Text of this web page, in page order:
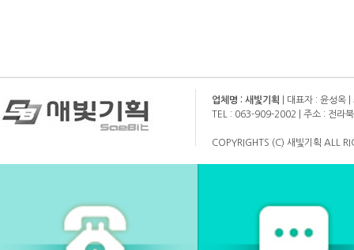
업체명 : 새빛기획 | 대표자 : 윤성옥
TEL : 063-909-2002 | 주소 : 전라
COPYRIGHTS (C) 새빛기획 ALL